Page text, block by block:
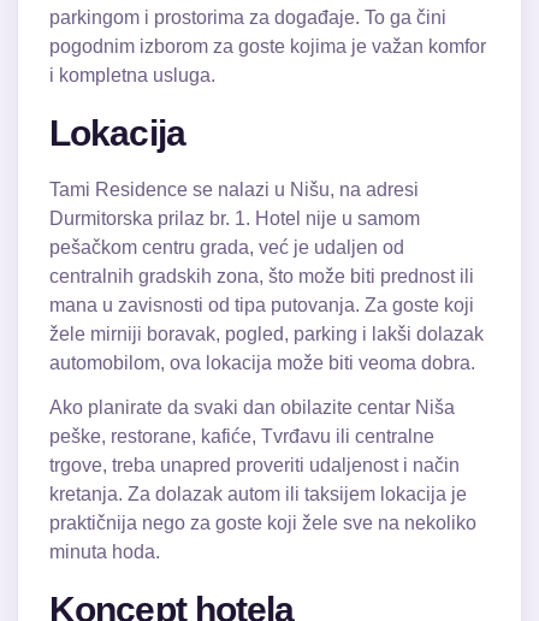
parkingom i prostorima za događaje. To ga čini
pogodnim izborom za goste kojima je važan komfor
i kompletna usluga.
Lokacija
Tami Residence se nalazi u Nišu, na adresi
Durmitorska prilaz br. 1. Hotel nije u samom
pešačkom centru grada, već je udaljen od
centralnih gradskih zona, što može biti prednost ili
mana u zavisnosti od tipa putovanja. Za goste koji
žele mirniji boravak, pogled, parking i lakši dolazak
automobilom, ova lokacija može biti veoma dobra.
Ako planirate da svaki dan obilazite centar Niša
peške, restorane, kafiće, Tvrđavu ili centralne
trgove, treba unapred proveriti udaljenost i način
kretanja. Za dolazak autom ili taksijem lokacija je
praktičnija nego za goste koji žele sve na nekoliko
minuta hoda.
Koncept hotela